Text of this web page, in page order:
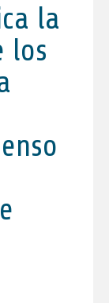
la
los